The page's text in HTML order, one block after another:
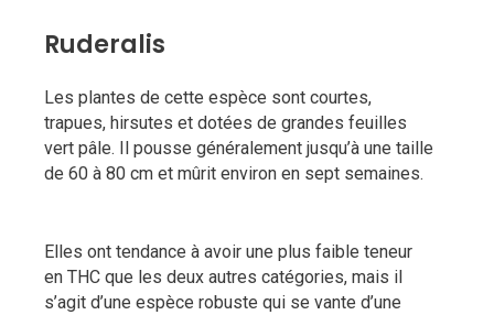
Ruderalis
Les plantes de cette espèce sont courtes,
trapues, hirsutes et dotées de grandes feuilles
vert pâle. Il pousse généralement jusqu’à une taille
de 60 à 80 cm et mûrit environ en sept semaines.
Elles ont tendance à avoir une plus faible teneur
en THC que les deux autres catégories, mais il
s’agit d’une espèce robuste qui se vante d’une